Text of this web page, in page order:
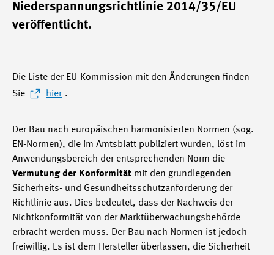
Niederspannungsrichtlinie 2014/35/EU
veröffentlicht.
Die Liste der EU-Kommission mit den Änderungen finden
Sie
hier .
Der Bau nach europäischen harmonisierten Normen (sog.
EN-Normen), die im Amtsblatt publiziert wurden, löst im
Anwendungsbereich der entsprechenden Norm die
Vermutung der Konformität mit den grundlegenden
Sicherheits- und Gesundheitsschutzanforderung der
Richtlinie aus. Dies bedeutet, dass der Nachweis der
Nichtkonformität von der Marktüberwachungsbehörde
erbracht werden muss. Der Bau nach Normen ist jedoch
freiwillig. Es ist dem Hersteller überlassen, die Sicherheit